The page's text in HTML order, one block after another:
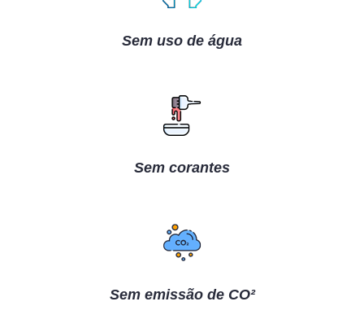
Sem uso de água
Sem corantes
Sem emissão de CO²